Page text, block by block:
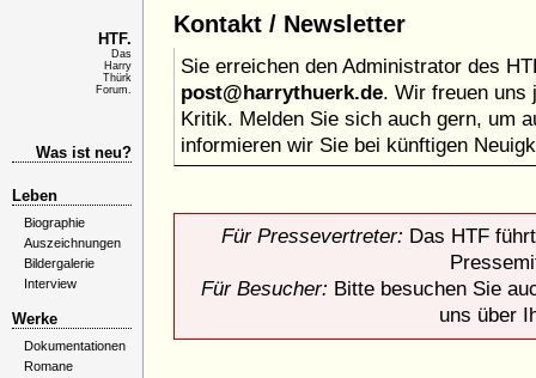
HTF.
Das
Harry
Thürk
Forum.
Was ist neu?
Leben
Biographie
Auszeichnungen
Bildergalerie
Interview
Werke
Dokumentationen
Romane
Kontakt / Newsletter
Sie erreichen den Administrator des
post@harrythuerk.de. Wir freuen uns
Kritik. Melden Sie sich auch gern, um
informieren wir Sie bei künftigen
Für Pressevertreter: Das HTF
Für Besucher: Bitte besuchen Sie
uns über